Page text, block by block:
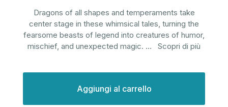
Dragons of all shapes and temperaments take
center stage in these whimsical tales, turning the
fearsome beasts of legend into creatures of humor,
mischief, and unexpected magic. ... Scopri di più